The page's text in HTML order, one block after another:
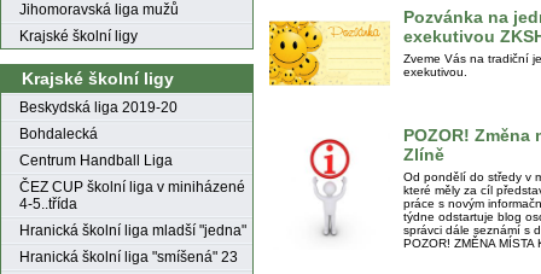
Jihomoravská liga mužů
Krajské školní ligy
Krajské školní ligy
Beskydská liga 2019-20
Bohdalecká
Centrum Handball Liga
ČEZ CUP školní liga v miniházené
4-5..třída
Hranická školní liga mladší "jedna"
Hranická školní liga "smíšená" 23
Pozvánka na
exekutivou
Zveme Vás na tradiční
exekutivou.
POZOR! Změna
Zlíně
Od pondělí do středy v
které měly za cíl
práce s novým
týdne odstartuje blog
správci dále seznámí s
POZOR! ZMĚNA